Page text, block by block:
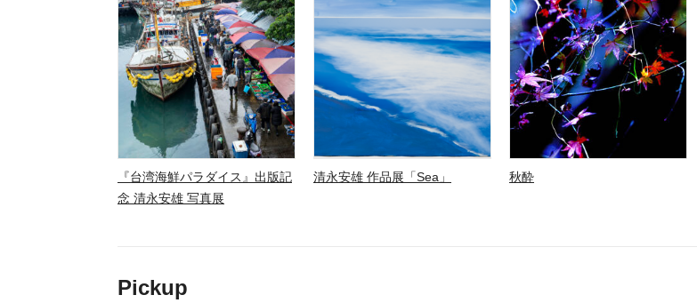
『台湾海鮮パラダイス』出版記
念 清永安雄 写真展
清永安雄 作品展「Sea」 秋酔
Pickup